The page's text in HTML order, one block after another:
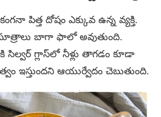
పిత్త దోషం ఎక్కువ ఉన్న వ్యక్తి.
బాగా ఫాలో అవుతుంది.
సిల్వర్ గ్లాస్‌లో నీళ్లు తాగడం కూడా
ఇస్తుందని ఆయుర్వేదం చెబుతుంది.